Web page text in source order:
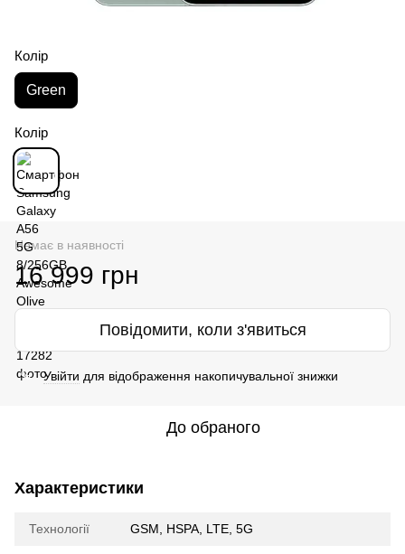
Колір
Green
Колір
Немає в наявності
16 999 грн
Повідомити, коли з'явиться
% Увійти для відображення накопичувальної знижки
До обраного
Характеристики
Технології GSM, HSPA, LTE, 5G